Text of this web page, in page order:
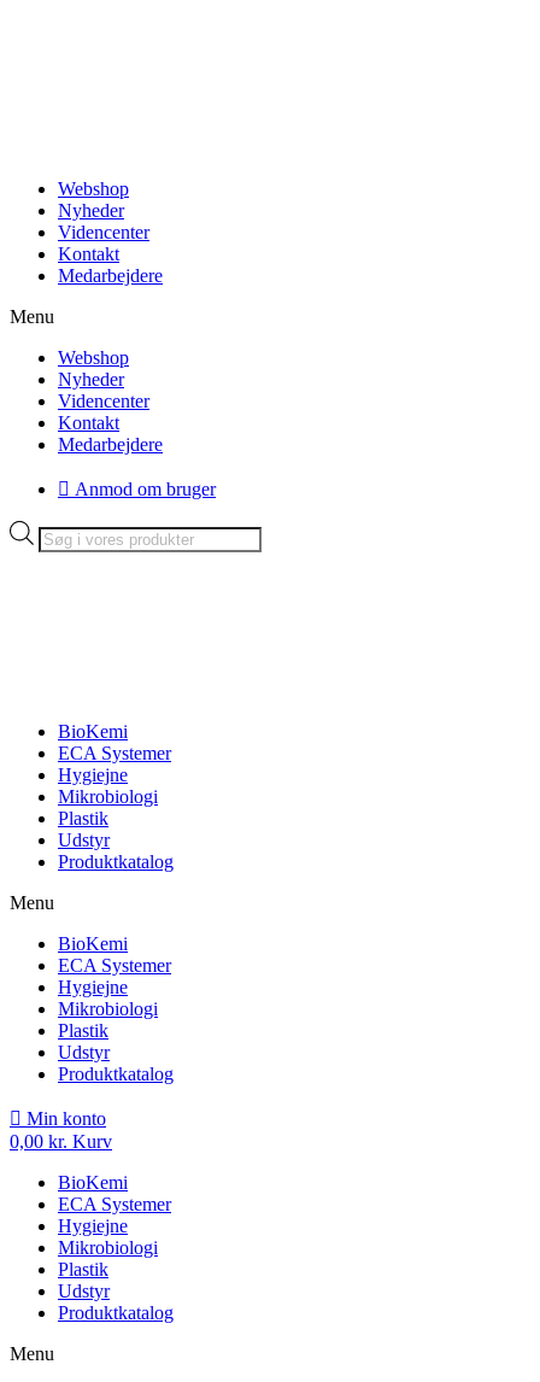
Webshop
Nyheder
Videncenter
Kontakt
Medarbejdere
Menu
Webshop
Nyheder
Videncenter
Kontakt
Medarbejdere
Anmod om bruger
Products
search
BioKemi
ECA Systemer
Hygiejne
Mikrobiologi
Plastik
Udstyr
Produktkatalog
Menu
BioKemi
ECA Systemer
Hygiejne
Mikrobiologi
Plastik
Udstyr
Produktkatalog
Min konto
0,00 kr. Kurv
BioKemi
ECA Systemer
Hygiejne
Mikrobiologi
Plastik
Udstyr
Produktkatalog
Menu